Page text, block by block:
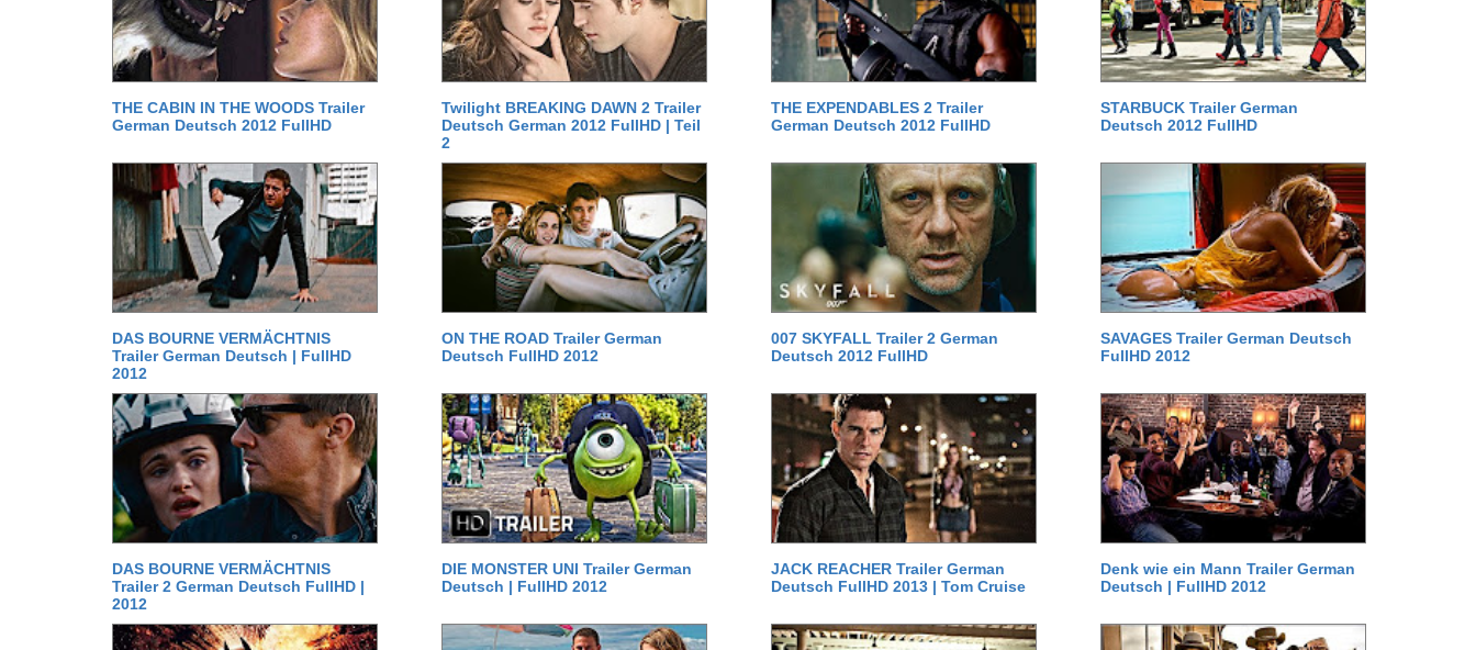
THE CABIN IN THE WOODS Trailer
German Deutsch 2012 FullHD
Twilight BREAKING DAWN 2 Trailer
Deutsch German 2012 FullHD | Teil
2
THE EXPENDABLES 2 Trailer
German Deutsch 2012 FullHD
STARBUCK Trailer German
Deutsch 2012 FullHD
DAS BOURNE VERMÄCHTNIS
Trailer German Deutsch | FullHD
2012
ON THE ROAD Trailer German
Deutsch FullHD 2012
007 SKYFALL Trailer 2 German
Deutsch 2012 FullHD
SAVAGES Trailer German Deutsch
FullHD 2012
DAS BOURNE VERMÄCHTNIS
Trailer 2 German Deutsch FullHD |
2012
DIE MONSTER UNI Trailer German
Deutsch | FullHD 2012
JACK REACHER Trailer German
Deutsch FullHD 2013 | Tom Cruise
Denk wie ein Mann Trailer German
Deutsch | FullHD 2012